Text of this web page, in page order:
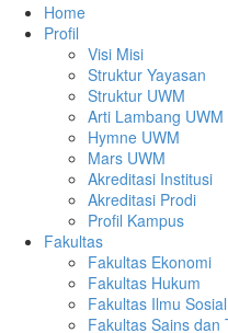
Home
Profil
Visi Misi
Struktur Yayasan
Struktur UWM
Arti Lambang UWM
Hymne UWM
Mars UWM
Akreditasi Institusi
Akreditasi Prodi
Profil Kampus
Fakultas
Fakultas Ekonomi
Fakultas Hukum
Fakultas Ilmu
Fakultas Sains dan